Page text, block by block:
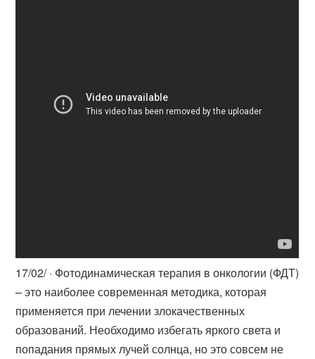
17/02/ · Фотодинамическая терапия в онкологии (ФДТ)
– это наиболее современная методика, которая
применяется при лечении злокачественных
образований. Необходимо избегать яркого света и
попадания прямых лучей солнца, но это совсем не